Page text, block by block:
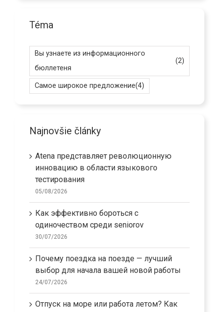
Téma
Вы узнаете из информационного
бюллетеня
(2)
Самое широкое предложение(4)
Najnovšie články
Atena представляет революционную
инновацию в области языкового
тестирования
05/08/2026
Как эффективно бороться с
одиночеством среди seniorov
30/07/2026
Почему поездка на поезде — лучший
выбор для начала вашей новой работы
24/07/2026
Отпуск на море или работа летом? Как